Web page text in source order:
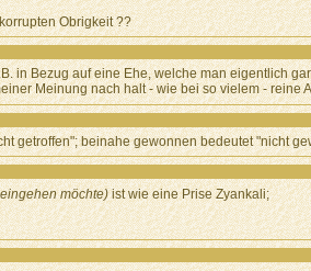
Obrigkeit ??
in Bezug auf eine Ehe, welche man eigentlich
Meinung nach halt - wie bei so vielem - reine
getroffen"; beinahe gewonnen bedeutet "nicht
möchte)ist wie eine Prise Zyankali;